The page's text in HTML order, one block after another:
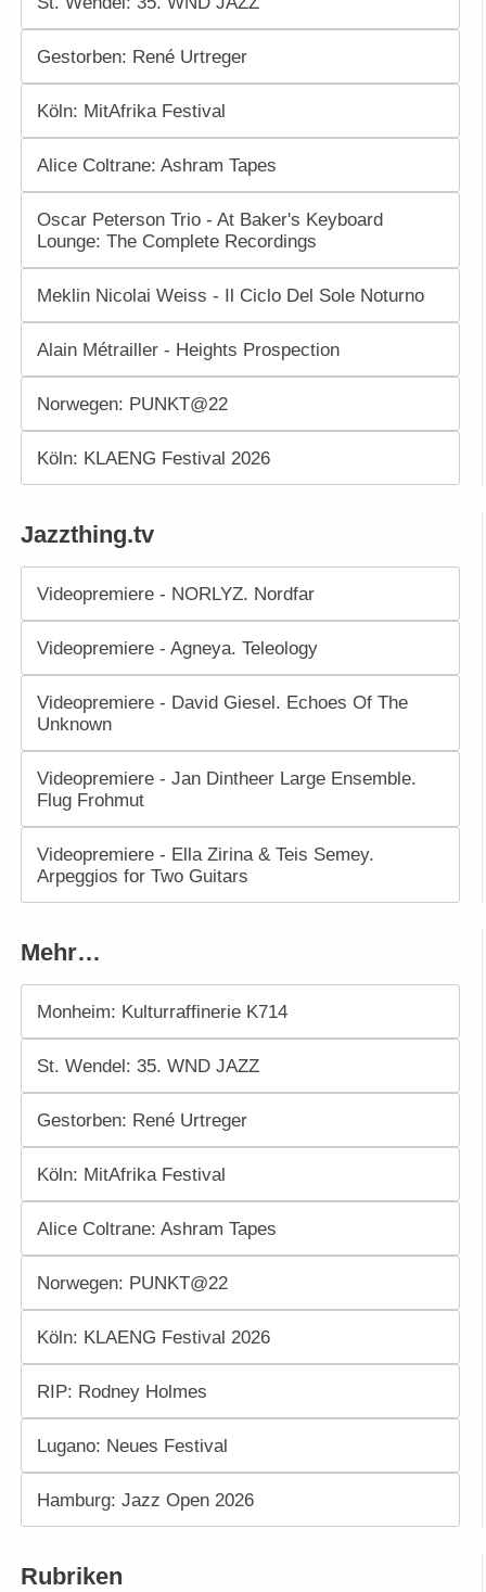
Gestorben: René Urtreger
Köln: MitAfrika Festival
Alice Coltrane: Ashram Tapes
Oscar Peterson Trio - At Baker's Keyboard
Lounge: The Complete Recordings
Meklin Nicolai Weiss - Il Ciclo Del Sole Noturno
Alain Métrailler - Heights Prospection
Norwegen: PUNKT@22
Köln: KLAENG Festival 2026
Jazzthing.tv
Videopremiere - NORLYZ. Nordfar
Videopremiere - Agneya. Teleology
Videopremiere - David Giesel. Echoes Of The
Unknown
Videopremiere - Jan Dintheer Large Ensemble.
Flug Frohmut
Videopremiere - Ella Zirina & Teis Semey.
Arpeggios for Two Guitars
Mehr…
Monheim: Kulturraffinerie K714
St. Wendel: 35. WND JAZZ
Gestorben: René Urtreger
Köln: MitAfrika Festival
Alice Coltrane: Ashram Tapes
Norwegen: PUNKT@22
Köln: KLAENG Festival 2026
RIP: Rodney Holmes
Lugano: Neues Festival
Hamburg: Jazz Open 2026
Rubriken